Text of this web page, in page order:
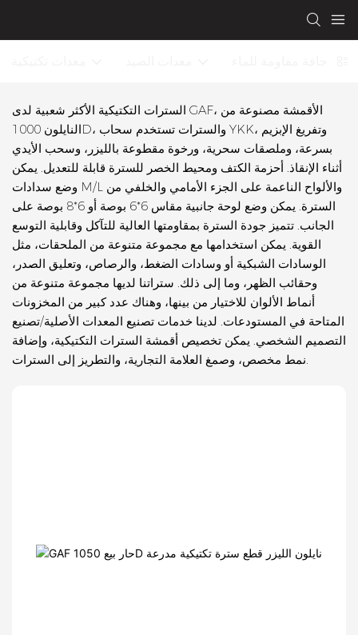
السترات التكتيكية الأكثر شعبية لدى GAF، الأقمشة مصنوعة من
النايلون 1000D، والسترات تستخدم سحاب YKK، وتفريغ الإبزيم
بسرعة، وملصقات سحرية، ورخوة مقطوعة بالليزر، وسحب الأيدي
أثناء الإنقاذ. أحزمة الكتف ومحيط الخصر للسترة قابلة للتعديل. يمكن
وضع سدادات M/L والألواح الناعمة على الجزء الأمامي والخلفي من
السترة. يمكن وضع لوحة جانبية مقاس 6*6 بوصة أو 6*8 بوصة على
الجانب. تتميز جودة السترة بمقاومتها العالية للتآكل وقابلية التوسع
القوية. يمكن استخدامها مع مجموعة متنوعة من الملحقات، مثل
الوسادات الشبكية أو وسادات الضغط، والرصاص، وتعليق الصدر،
وحقائب الظهر، وما إلى ذلك. ستراتنا لديها مجموعة متنوعة من
أنماط الألوان للاختيار من بينها، وهناك عدد كبير من المخزونات
المتاحة في المستودعات. لدينا خدمات تصنيع المعدات الأصلية/تصنيع
التصميم الشخصي. يمكن تخصيص أقمشة السترات التكتيكية، وإضافة
نمط مخصص، وصمغ العلامة التجارية، والتطريز إلى السترات.